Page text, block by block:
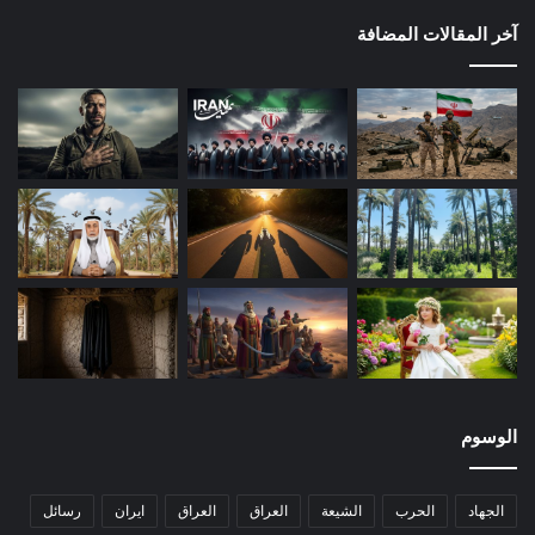
آخر المقالات المضافة
الوسوم
الجهاد الحرب الشيعة العراق العراق ايران رسائل